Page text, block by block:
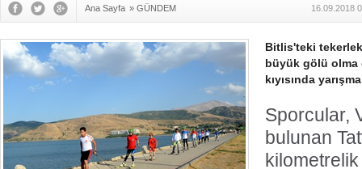
Ana Sayfa » GÜNDEM 16.09.2018
Bitlis'teki
büyük gölü olma
kıyısında
Sporcular,
bulunan